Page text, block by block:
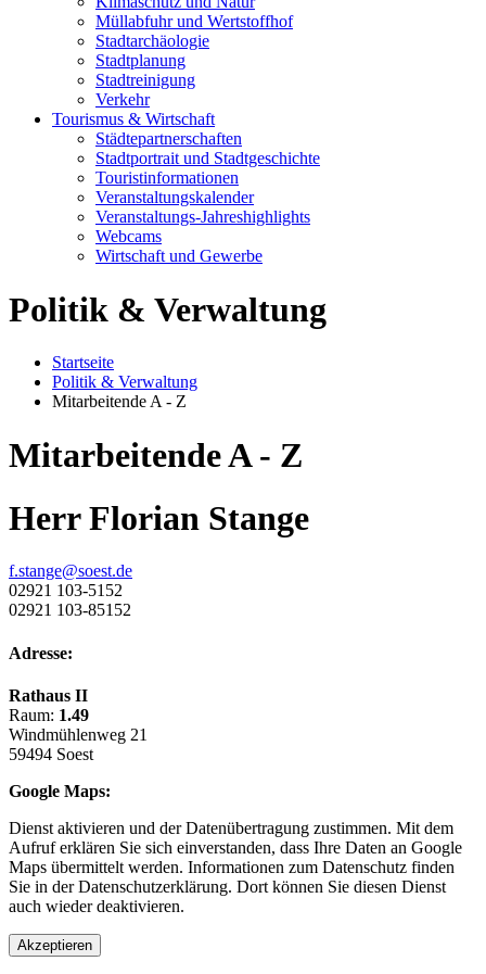
Müllabfuhr und Wertstoffhof
Stadtarchäologie
Stadtplanung
Stadtreinigung
Verkehr
Tourismus & Wirtschaft
Städtepartnerschaften
Stadtportrait und Stadtgeschichte
Touristinformationen
Veranstaltungskalender
Veranstaltungs-Jahreshighlights
Webcams
Wirtschaft und Gewerbe
Politik & Verwaltung
Startseite
Politik & Verwaltung
Mitarbeitende A - Z
Mitarbeitende A - Z
Herr Florian Stange
f.stange@soest.de
02921 103-5152
02921 103-85152
Adresse:
Rathaus II
Raum: 1.49
Windmühlenweg 21
59494 Soest
Google Maps:
Dienst aktivieren und der Datenübertragung zustimmen. Mit dem
Aufruf erklären Sie sich einverstanden, dass Ihre Daten an Google
Maps übermittelt werden. Informationen zum Datenschutz finden
Sie in der Datenschutzerklärung. Dort können Sie diesen Dienst
auch wieder deaktivieren.
Akzeptieren